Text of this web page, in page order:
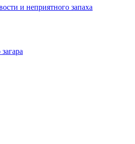
и неприятного запаха